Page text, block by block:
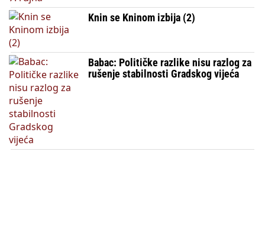
Knin se Kninom izbija (2)
Babac: Političke razlike nisu razlog za
rušenje stabilnosti Gradskog vijeća